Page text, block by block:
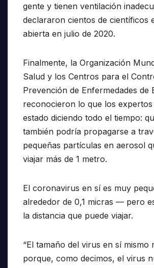
gente y tienen ventilación
declararon cientos de científicos
abierta en julio de 2020.
Finalmente, la Organización
Salud y los Centros para el
Prevención de Enfermedades de
reconocieron lo que los
estado diciendo todo el tiempo:
también podría propagarse a
pequeñas partículas en aerosol
viajar más de 1 metro.
El coronavirus en sí es muy
alrededor de 0,1 micras — pero
la distancia que puede viajar.
“El tamaño del virus en sí mismo
porque, como decimos, el virus